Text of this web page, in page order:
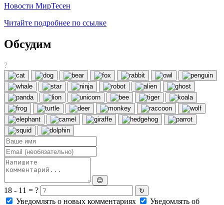
Новости МирТесен
Читайте подробнее по ссылке
Обсудим
?
😊
18 - 11 = ? ↻
Уведомлять о новых комментариях Уведомлять об